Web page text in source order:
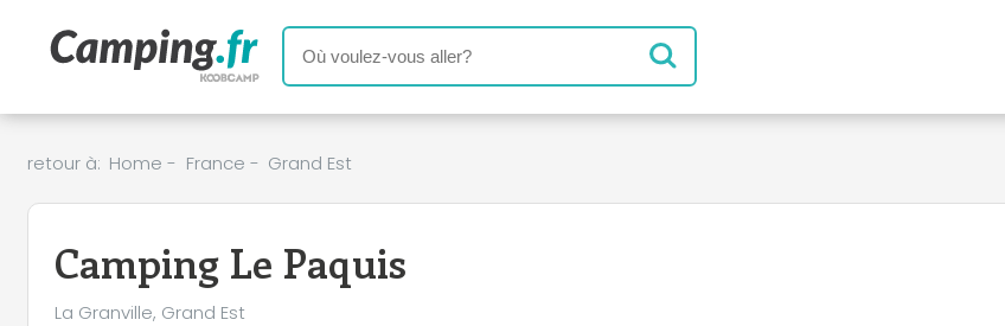
retour à: Home - France - Grand Est
Camping Le Paquis
La Granville, Grand Est